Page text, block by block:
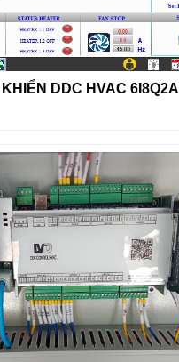
DDC HVAC 6I8Q2A